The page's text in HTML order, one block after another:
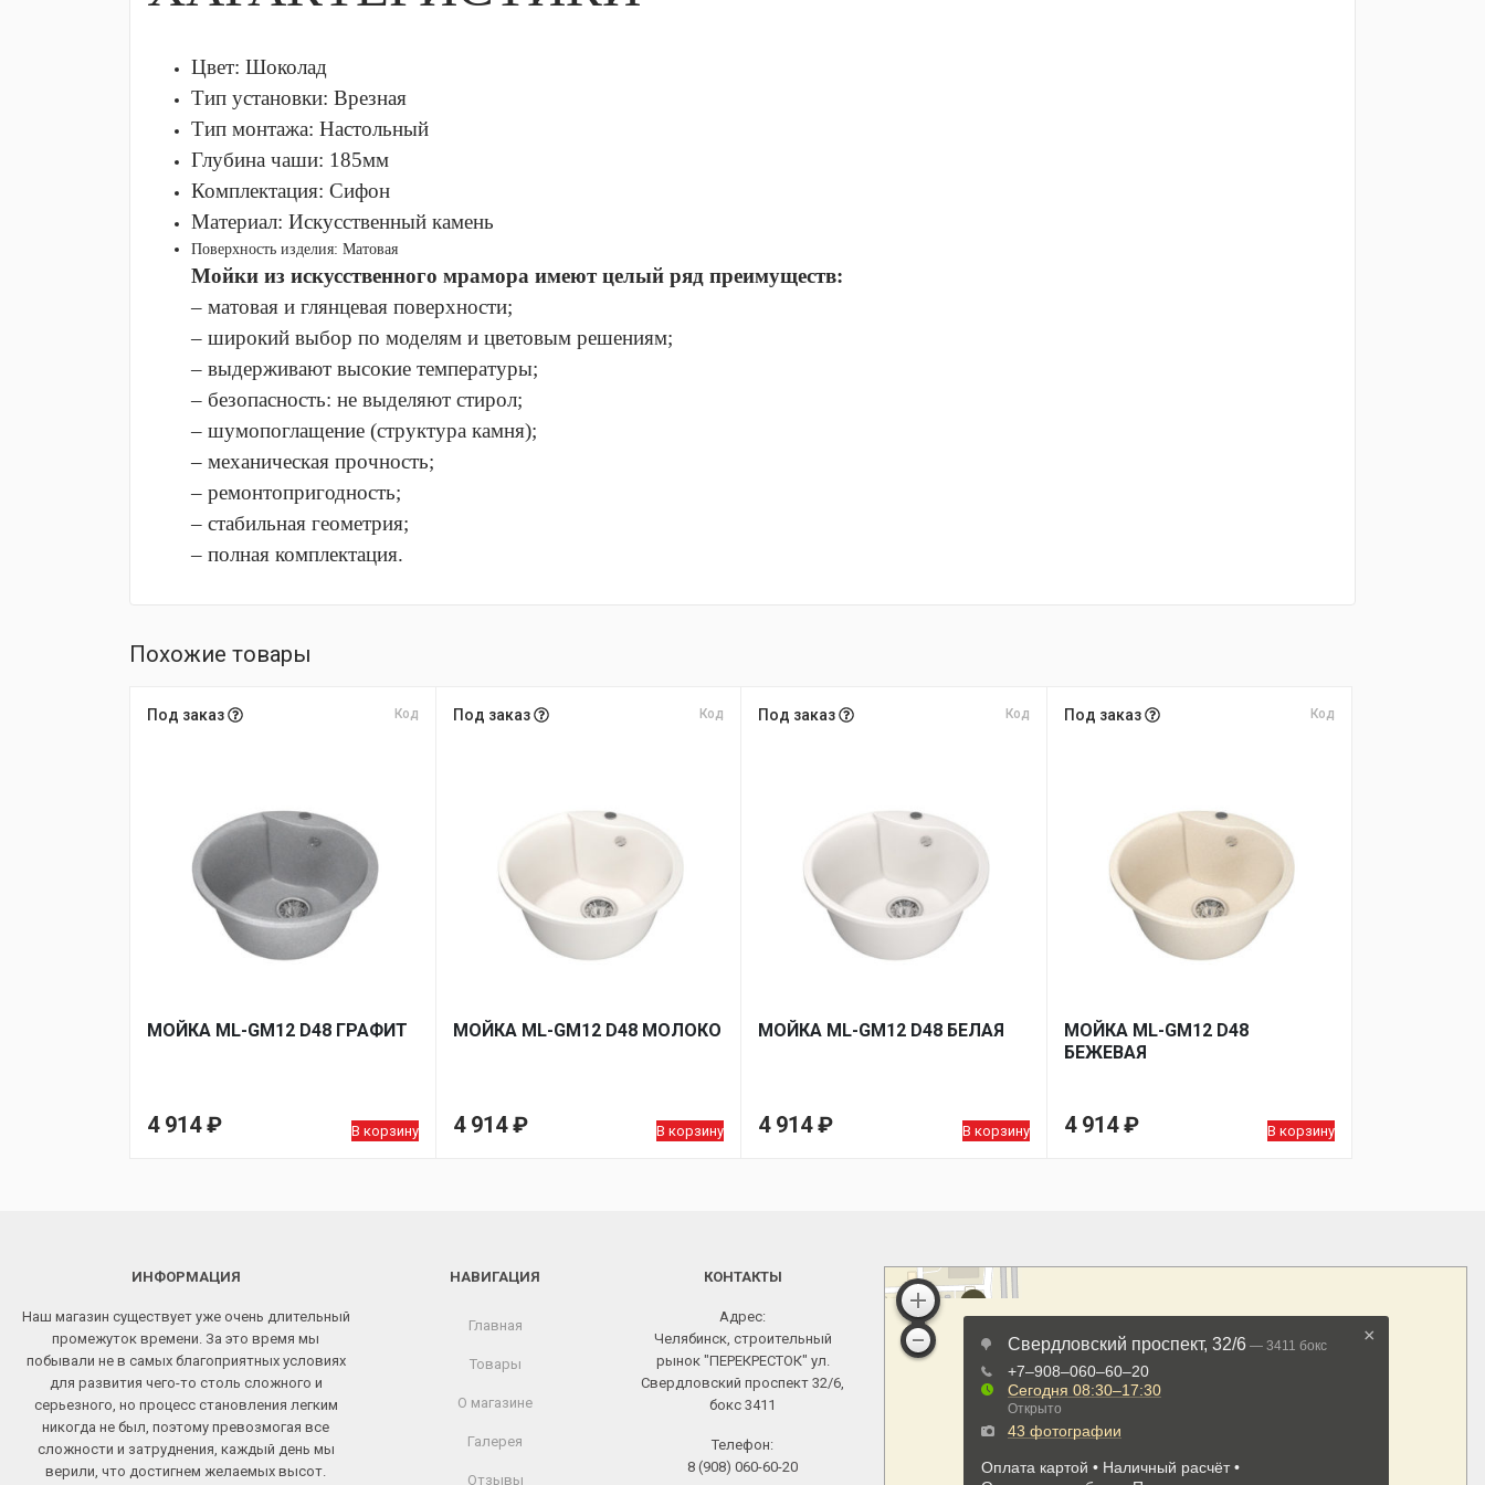
Цвет: Шоколад
Тип установки: Врезная
Тип монтажа: Настольный
Глубина чаши: 185мм
Комплектация: Сифон
Материал: Искусственный камень
Поверхность изделия: Матовая
Мойки из искусственного мрамора имеют целый ряд преимуществ:
– матовая и глянцевая поверхности;
– широкий выбор по моделям и цветовым решениям;
– выдерживают высокие температуры;
– безопасность: не выделяют стирол;
– шумопоглащение (структура камня);
– механическая прочность;
– ремонтопригодность;
– стабильная геометрия;
– полная комплектация.
Похожие товары
Под заказ Код
МОЙКA ML-GM12 D48 ГРАФИТ
4 914₽ В корзину
Под заказ Код
МОЙКA ML-GM12 D48 МОЛОКО
4 914₽ В корзину
Под заказ Код
МОЙКA ML-GM12 D48 БЕЛАЯ
4 914₽ В корзину
Под заказ Код
МОЙКA ML-GM12 D48
БЕЖЕВАЯ
4 914₽ В корзину
ИНФОРМАЦИЯ
Наш магазин существует уже очень длительный
промежуток времени. За это время мы
побывали не в самых благоприятных условиях
для развития чего-то столь сложного и
серьезного, но процесс становления легким
никогда не был, поэтому превозмогая все
сложности и затруднения, каждый день мы
верили, что достигнем желаемых высот.
НАВИГАЦИЯ
Главная
Товары
О магазине
Галерея
Отзывы
КОНТАКТЫ
Адрес:
Челябинск, строительный
рынок "ПЕРЕКРЕСТОК" ул.
Свердловский проспект 32/6,
бокс 3411
Телефон:
8 (908) 060-60-20